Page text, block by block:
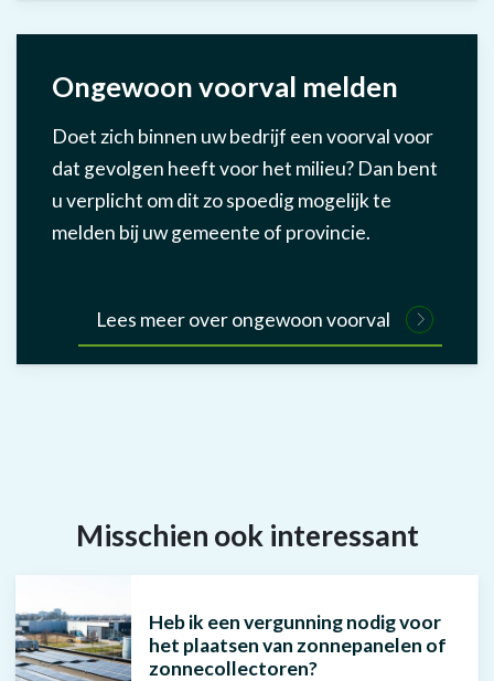
Ongewoon voorval melden
Doet zich binnen uw bedrijf een voorval voor
dat gevolgen heeft voor het milieu? Dan bent
u verplicht om dit zo spoedig mogelijk te
melden bij uw gemeente of provincie.
Lees meer over ongewoon voorval
Misschien ook interessant
Heb ik een vergunning nodig voor
het plaatsen van zonnepanelen of
zonnecollectoren?